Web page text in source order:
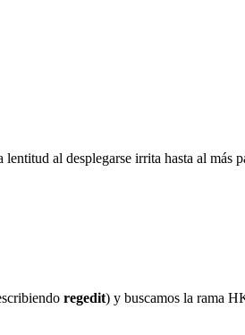
al desplegarse irrita hasta al más
regedit) y buscamos la rama